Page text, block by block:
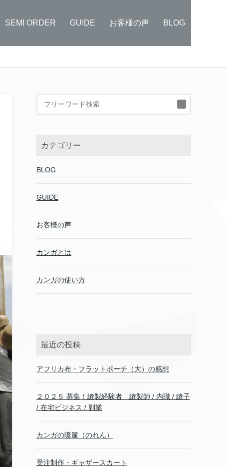
SEMI ORDER GUIDE お客様の声 BLOG
カテゴリー
BLOG
GUIDE
お客様の声
カンガとは
カンガの使い方
最近の投稿
アフリカ布・フラットポーチ（大）の感想
２０２５ 募集！縫製経験者 縫製師 / 内職 / 縫子
/ 在宅ビジネス / 副業
カンガの暖簾（のれん）
受注制作・ギャザースカート